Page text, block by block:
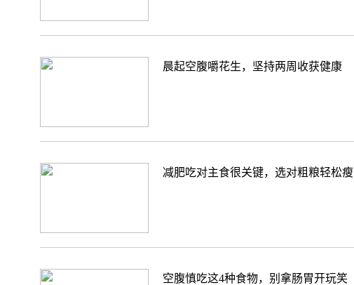
晨起空腹嚼花生，坚持两周收获健康
减肥吃对主食很关键，选对粗粮轻松瘦
空腹慎吃这4种食物，别拿肠胃开玩笑